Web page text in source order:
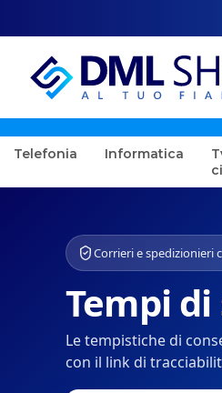
Telefonia Informatica
Corrieri e spedizionieri
Tempi
Le tempistiche di
con il link di